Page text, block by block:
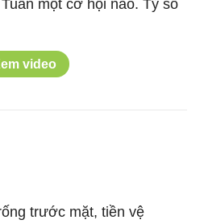
một cơ hội nào. Tỷ số
video
trước mặt, tiền vệ